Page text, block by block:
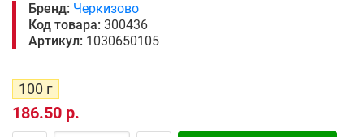
Бренд: Черкизово
Код товара: 300436
Артикул: 1030650105
100 г
186.50 р.